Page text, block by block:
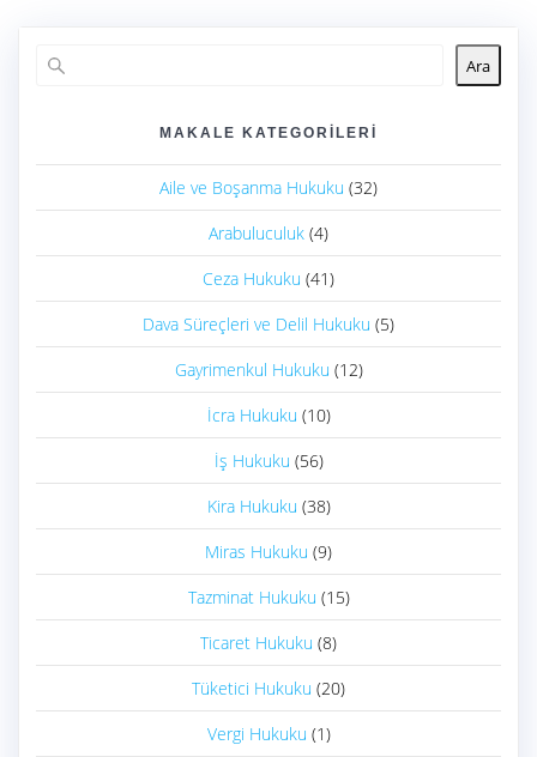
Ara
MAKALE KATEGORILERI
Aile ve Boşanma Hukuku (32)
Arabuluculuk (4)
Ceza Hukuku (41)
Dava Süreçleri ve Delil Hukuku (5)
Gayrimenkul Hukuku (12)
İcra Hukuku (10)
İş Hukuku (56)
Kira Hukuku (38)
Miras Hukuku (9)
Tazminat Hukuku (15)
Ticaret Hukuku (8)
Tüketici Hukuku (20)
Vergi Hukuku (1)